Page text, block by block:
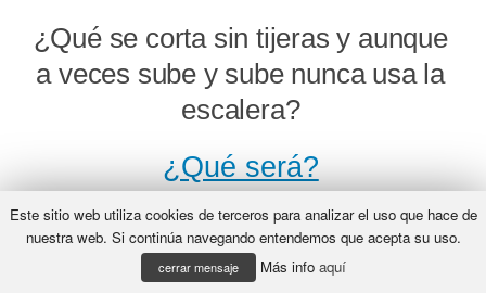
¿Qué se corta sin tijeras y aunque
a veces sube y sube nunca usa la
escalera?
¿Qué será?
Soy blanco, soy tinto, de color todo
Este sitio web utiliza cookies de terceros para analizar el uso que hace de
nuestra web. Si continúa navegando entendemos que acepta su uso.
cerrar mensaje Más info aquí